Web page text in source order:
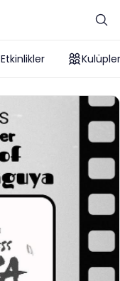
Etkinlikler Kulüpler